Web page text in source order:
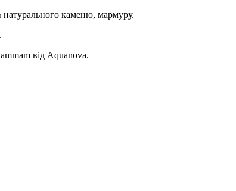
натурального каменю, мармуру.
від Aquanovа.